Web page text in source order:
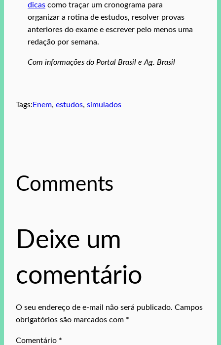
dicas como traçar um cronograma para
organizar a rotina de estudos, resolver provas
anteriores do exame e escrever pelo menos uma
redação por semana.
Com informações do Portal Brasil e Ag. Brasil
Tags: Enem, estudos, simulados
Comments
Deixe um
comentário
O seu endereço de e-mail não será publicado. Campos
obrigatórios são marcados com *
Comentário *